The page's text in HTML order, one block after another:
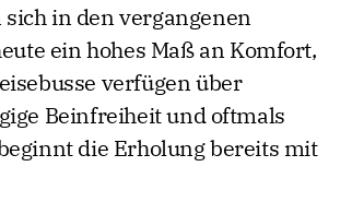
in den vergangenen
ein hohes Maß an Komfort,
verfügen über
Beinfreiheit und oftmals
die Erholung bereits mit